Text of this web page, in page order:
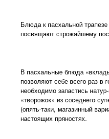
Блюда к пасхальной
посвящают строжайшему
В пасхальные блюда
позволяют себе всего раз
необходимо запастись
«творожок» из соседнего
(опять-таки, магазинный
настоящих пряностях.